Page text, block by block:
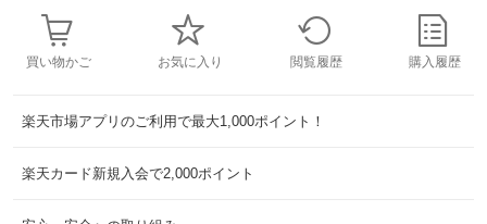
買い物かご お気に入り 閲覧履歴 購入履歴
楽天市場アプリのご利用で最大1,000ポイント！
楽天カード新規入会で2,000ポイント